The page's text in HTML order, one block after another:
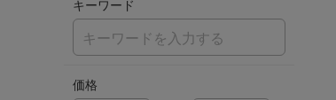
キーワード
価格